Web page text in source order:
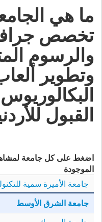
ما هي
تخصص
والرسوم
وتطوير
القبول
اضغط على كل جامعة
الموجودة
جامعة الأميرة سمية
جامعة الشرق الأوسط